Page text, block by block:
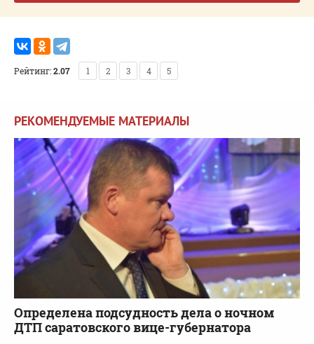
Рейтинг:2.07 1 2 3 4 5
РЕКОМЕНДУЕМЫЕ МАТЕРИАЛЫ
Определена подсудность дела о ночном
ДТП саратовского вице-губернатора